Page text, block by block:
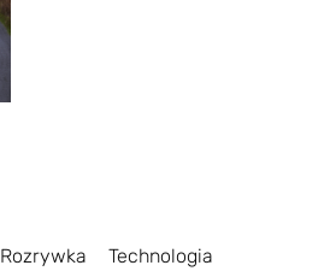
Rozrywka Technologia